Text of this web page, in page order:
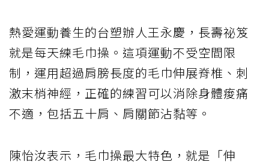
熱愛運動養生的台塑辦人王永慶，長壽祕笈
就是每天練毛巾操。這項運動不受空間限
制，運用超過肩膀長度的毛巾伸展脊椎、刺
激末梢神經，正確的練習可以消除身體痠痛
不適，包括五十肩、肩關節沾黏等。
陳怡汝表示，毛巾操最大特色，就是「伸